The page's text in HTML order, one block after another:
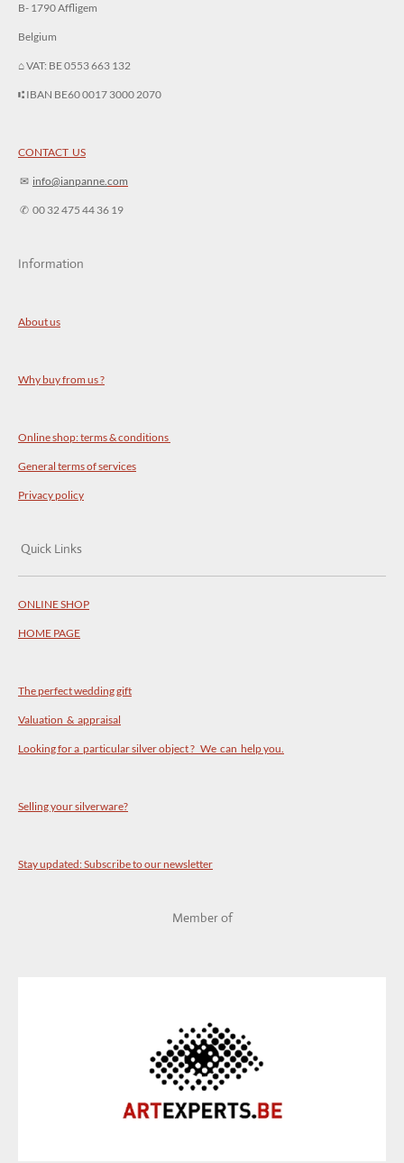
B- 1790 Affligem
Belgium
⌂ VAT: BE 0553 663 132
⑆ IBAN BE60 0017 3000 2070
CONTACT US
✉︎ info@ianpanne. com
✆ 00 32 475 44 36 19
Information
About us
Why buy from us ?
Online shop: terms & conditions
General terms of services
Privacy policy
Quick Links
ONLINE SHOP
HOME PAGE
The perfect wedding gift
Valuation & appraisal
Looking for a particular silver object ? We can help you.
Selling your silverware?
Stay updated: Subscribe to our newsletter
Member of